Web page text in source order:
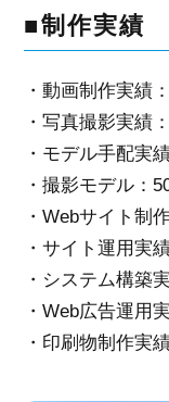
■制作実績
・動画制作実績
・写真撮影実績
・モデル手配実
・撮影モデル：
・Webサイト制
・サイト運用実
・システム構築
・Web広告運用
・印刷物制作実